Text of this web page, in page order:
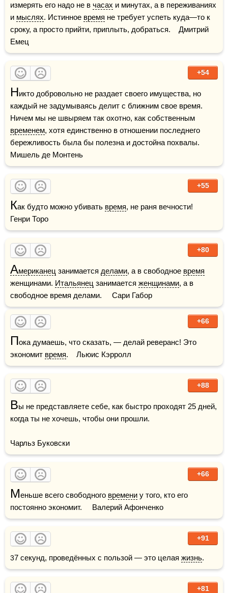
измерять его надо не в часах и минутах, а в переживаниях
и мыслях. Истинное время не требует успеть куда—то к
сроку, а просто прийти, приплыть, добраться.    Дмитрий
Емец
+54
Никто добровольно не раздает своего имущества, но
каждый не задумываясь делит с ближним свое время.
временем, хотя единственно в отношении последнего
бережливость была бы полезна и достойна похвалы.
Мишель де Монтень
+55
Как будто можно убивать время, не раня вечности!
Генри Торо
+80
Американец занимается делами, а в свободное время
женщинами. Итальянец занимается женщинами, а в
свободное время делами.     Сари Габор
+66
Пока думаешь, что сказать, — делай реверанс! Это
экономит время.    Льюис Кэрролл
+88
Вы не представляете себе, как быстро проходят 25 дней,
когда ты не хочешь, чтобы они прошли.
Чарльз Буковски
+66
Меньше всего свободного времени у того, кто его
постоянно экономит.     Валерий Афонченко
+91
37 секунд, проведённых с пользой — это целая жизнь.
+81